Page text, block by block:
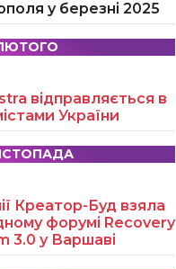
у березні 2025
відправляється в
України
Креатор-Буд взяла
форумі Recovery
3.0 у Варшаві